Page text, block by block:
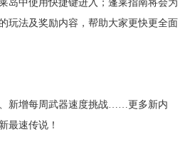
玩法及奖励内容，帮助大家更快更全面
新增每周武器速度挑战……更多新内
最速传说！